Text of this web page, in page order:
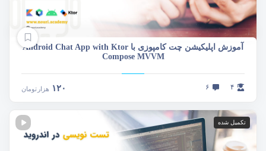
آموزش اپلیکیشن چت کامپوزی با Android Chat App with Ktor
Compose MVVM
۴ ۶ ۱۲۰ هزار تومان
تکمیل شده